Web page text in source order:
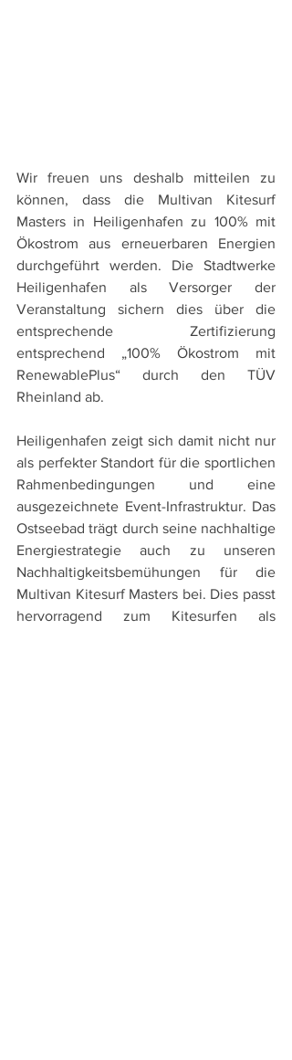
Wir freuen uns deshalb mitteilen zu
können, dass die Multivan Kitesurf
Masters in Heiligenhafen zu 100% mit
Ökostrom aus erneuerbaren Energien
durchgeführt werden. Die Stadtwerke
Heiligenhafen als Versorger der
Veranstaltung sichern dies über die
entsprechende Zertifizierung
entsprechend „100% Ökostrom mit
RenewablePlus“ durch den TÜV
Rheinland ab.
Heiligenhafen zeigt sich damit nicht nur
als perfekter Standort für die sportlichen
Rahmenbedingungen und eine
ausgezeichnete Event-Infrastruktur. Das
Ostseebad trägt durch seine nachhaltige
Energiestrategie auch zu unseren
Nachhaltigkeitsbemühungen für die
Multivan Kitesurf Masters bei. Dies passt
hervorragend zum Kitesurfen als